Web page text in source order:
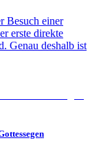
Besuch einer
erste direkte
Genau deshalb ist